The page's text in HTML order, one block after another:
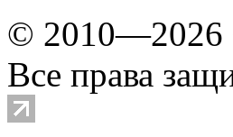
© 2010—2026
Все права